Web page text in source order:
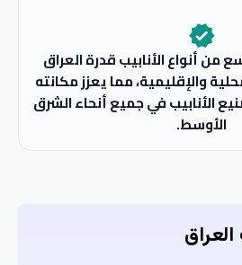
verified
من أنواع الأنابيب قدرة العراق
والإقليمية، مما يعزز مكانته
الأنابيب في جميع أنحاء الشرق
الأوسط.